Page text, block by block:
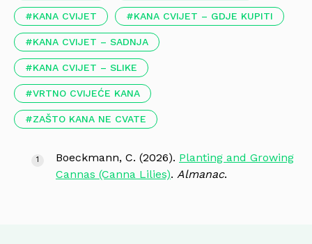
KANA CVIJET KANA CVIJET – GDJE KUPITI
KANA CVIJET – SADNJA
KANA CVIJET – SLIKE
VRTNO CVIJEĆE KANA
ZAŠTO KANA NE CVATE
Boeckmann, C. (2026). Planting and Growing
Cannas (Canna Lilies). Almanac.